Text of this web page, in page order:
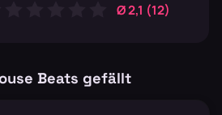
Ø 2,1 (12)
Beats gefällt